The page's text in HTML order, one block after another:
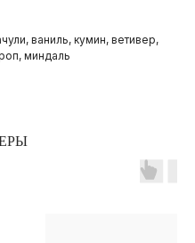
ваниль, кумин, ветивер,
миндаль